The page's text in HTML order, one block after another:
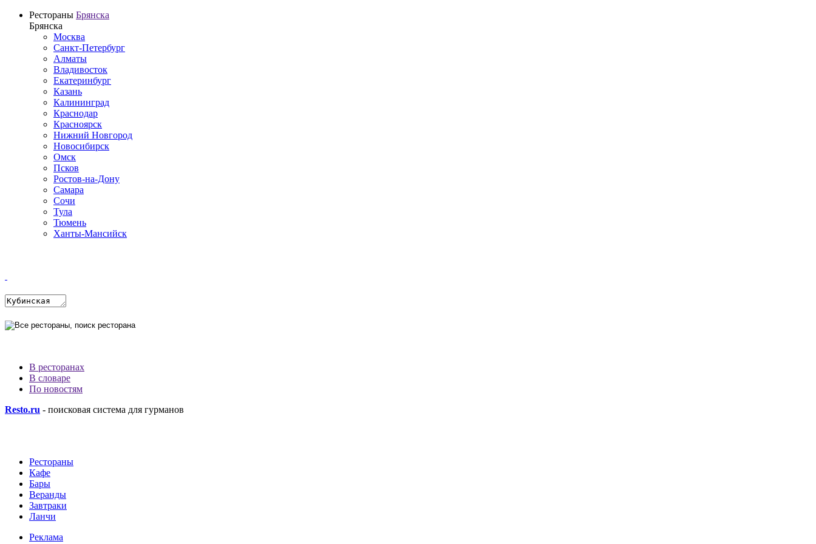
Рестораны Брянска
Брянска
Москва
Санкт-Петербург
Алматы
Владивосток
Екатеринбург
Казань
Калининград
Краснодар
Красноярск
Нижний Новгород
Новосибирск
Омск
Псков
Ростов-на-Дону
Самара
Сочи
Тула
Тюмень
Ханты-Мансийск
В ресторанах
В словаре
По новостям
Resto.ru - поисковая система для гурманов
Рестораны
Кафе
Бары
Веранды
Завтраки
Ланчи
Реклама